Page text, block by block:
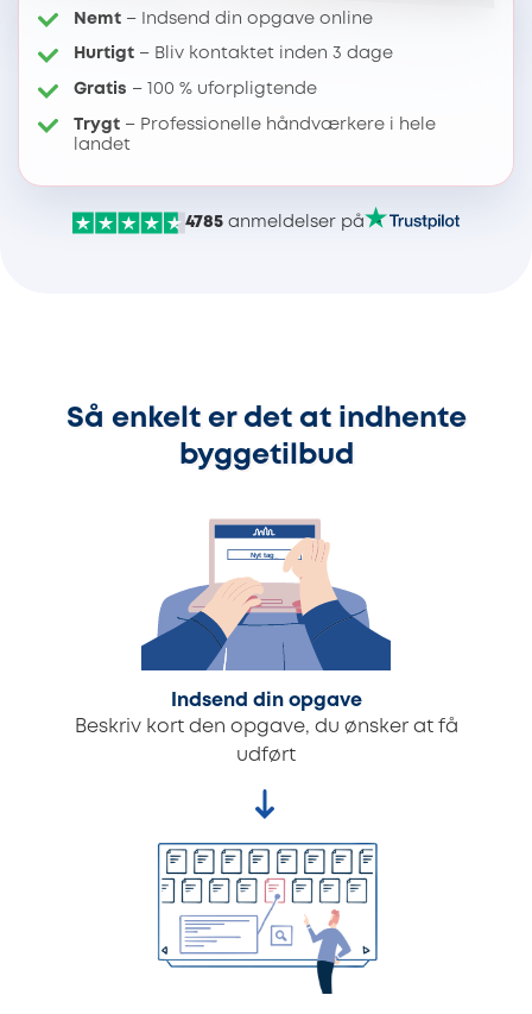
Nemt – Indsend din opgave online
Hurtigt – Bliv kontaktet inden 3 dage
Gratis – 100 % uforpligtende
Trygt – Professionelle håndværkere i hele
landet
4785 anmeldelser på
Så enkelt er det at indhente
byggetilbud
Indsend din opgave
Beskriv kort den opgave, du ønsker at få
udført